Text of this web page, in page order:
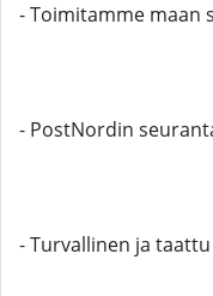
- Toimitamme maan
- PostNordin
- Turvallinen ja